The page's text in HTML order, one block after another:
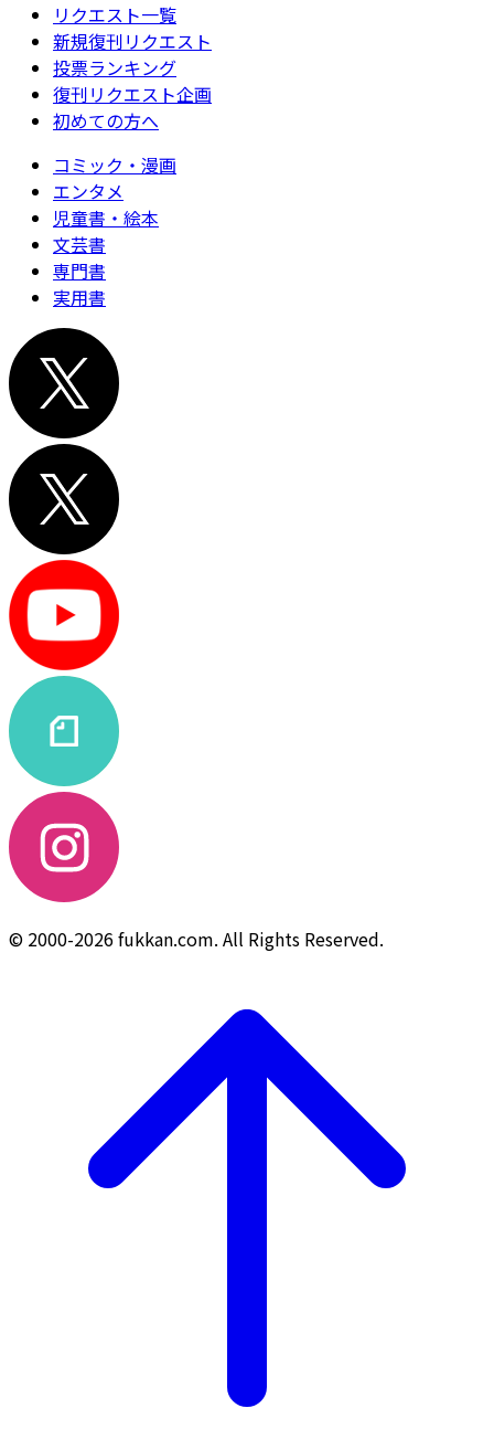
リクエスト一覧
新規復刊リクエスト
投票ランキング
復刊リクエスト企画
初めての方へ
コミック・漫画
エンタメ
児童書・絵本
文芸書
専門書
実用書
© 2000-2026 fukkan.com. All Rights Reserved.